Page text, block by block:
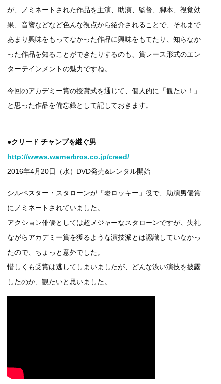
が、ノミネートされた作品を主演、助演、監督、脚本、視覚効
果、音響などなど色んな視点から紹介されることで、それまで
あまり興味をもってなかった作品に興味をもてたり、知らなか
った作品を知ることができたりするのも、賞レース形式のエン
ターテインメントの魅力ですね。
今回のアカデミー賞の授賞式を通じて、個人的に「観たい！」
と思った作品を備忘録として記しておきます。
●クリード チャンプを継ぐ男
http://wwws.warnerbros.co.jp/creed/
2016年4月20日（水）DVD発売&レンタル開始
シルベスター・スタローンが「老ロッキー」役で、助演男優賞
にノミネートされていました。
アクション俳優としては超メジャーなスタローンですが、失礼
ながらアカデミー賞を獲るような演技派とは認識していなかっ
たので、ちょっと意外でした。
惜しくも受賞は逃してしまいましたが、どんな渋い演技を披露
したのか、観たいと思いました。